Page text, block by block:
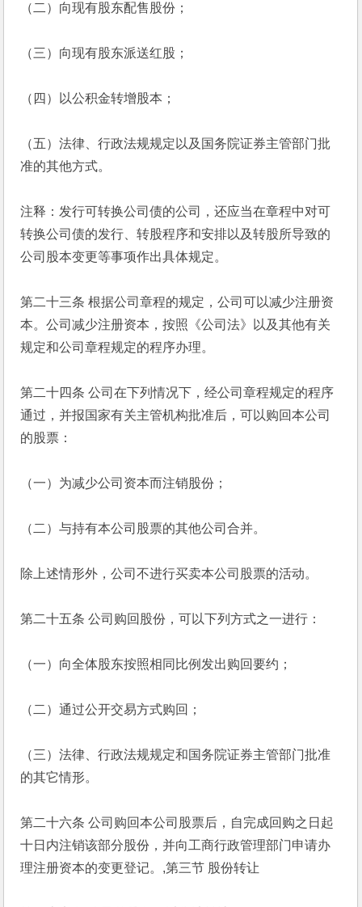
（二）向现有股东配售股份；
（三）向现有股东派送红股；
（四）以公积金转增股本；
（五）法律、行政法规规定以及国务院证券主管部门批
准的其他方式。
注释：发行可转换公司债的公司，还应当在章程中对可
转换公司债的发行、转股程序和安排以及转股所导致的
公司股本变更等事项作出具体规定。
第二十三条 根据公司章程的规定，公司可以减少注册资
本。公司减少注册资本，按照《公司法》以及其他有关
规定和公司章程规定的程序办理。
第二十四条 公司在下列情况下，经公司章程规定的程序
通过，并报国家有关主管机构批准后，可以购回本公司
的股票：
（一）为减少公司资本而注销股份；
（二）与持有本公司股票的其他公司合并。
除上述情形外，公司不进行买卖本公司股票的活动。
第二十五条 公司购回股份，可以下列方式之一进行：
（一）向全体股东按照相同比例发出购回要约；
（二）通过公开交易方式购回；
（三）法律、行政法规规定和国务院证券主管部门批准
的其它情形。
第二十六条 公司购回本公司股票后，自完成回购之日起
十日内注销该部分股份，并向工商行政管理部门申请办
理注册资本的变更登记。,第三节 股份转让